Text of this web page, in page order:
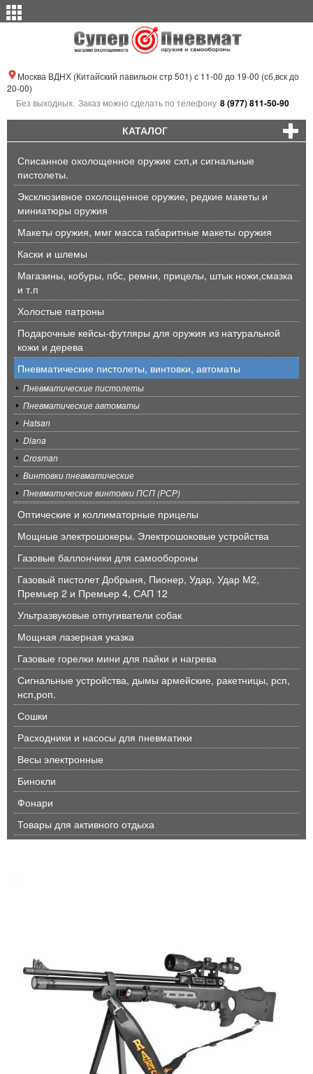
Москва ВДНХ (Китайский павильон стр 501) с 11-00 до 19-00 (сб,вск до
20-00)
Без выходных. Заказ можно сделать по телефону 8 (977) 811-50-90
КАТАЛОГ
Списанное охолощенное оружие схп,и сигнальные
пистолеты.
Эксклюзивное охолощенное оружие, редкие макеты и
миниатюры оружия
Макеты оружия, ммг масса габаритные макеты оружия
Каски и шлемы
Магазины, кобуры, пбс, ремни, прицелы, штык ножи,смазка
и т.п
Холостые патроны
Подарочные кейсы-футляры для оружия из натуральной
кожи и дерева
Пневматические пистолеты, винтовки, автоматы
Пневматические пистолеты
Пневматические автоматы
Hatsan
Diana
Crosman
Винтовки пневматические
Пневматические винтовки ПСП (РСР)
Оптические и коллиматорные прицелы
Мощные электрошокеры. Электрошоковые устройства
Газовые баллончики для самообороны
Газовый пистолет Добрыня, Пионер, Удар, Удар М2,
Премьер 2 и Премьер 4, САП 12
Ультразвуковые отпугиватели собак
Мощная лазерная указка
Газовые горелки мини для пайки и нагрева
Сигнальные устройства, дымы армейские, ракетницы, рсп,
нсп,роп.
Сошки
Расходники и насосы для пневматики
Весы электронные
Бинокли
Фонари
Товары для активного отдыха